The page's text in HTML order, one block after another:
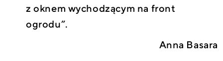
z oknem wychodzącym na front
ogrodu”.
Anna Basara